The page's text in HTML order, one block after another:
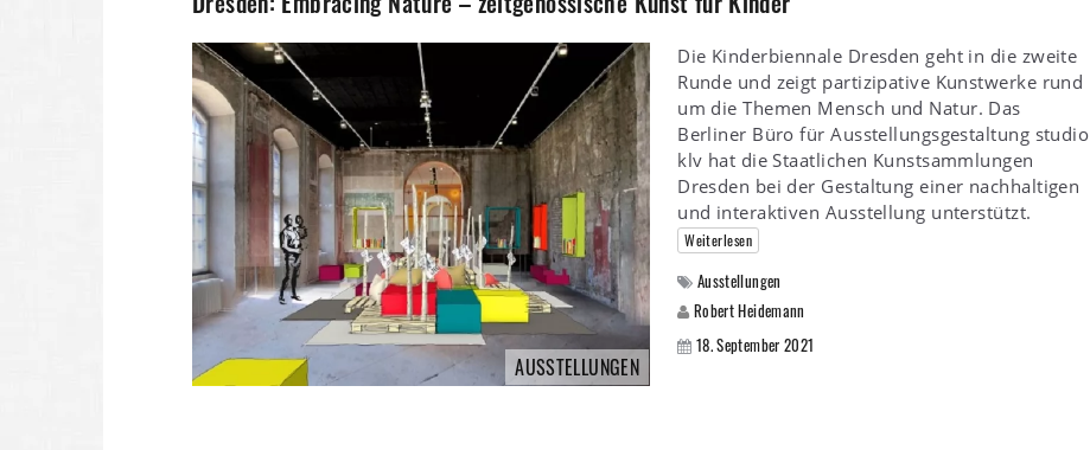
AUSSTELLUNGEN
Die Kinderbiennale Dresden geht in die zweite
Runde und zeigt partizipative Kunstwerke rund
um die Themen Mensch und Natur. Das
Berliner Büro für Ausstellungsgestaltung studio
klv hat die Staatlichen Kunstsammlungen
Dresden bei der Gestaltung einer nachhaltigen
und interaktiven Ausstellung unterstützt.
Weiterlesen
Ausstellungen
Robert Heidemann
18. September 2021